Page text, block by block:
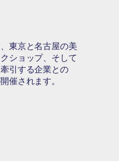
東京と名古屋の美
ショップ、そして
引する企業との
催されます。